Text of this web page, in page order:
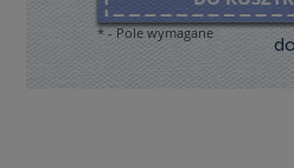
*- Pole wymagane